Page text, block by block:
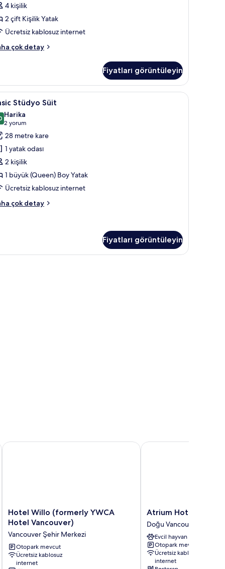
4 kişilik
2 çift Kişilik Yatak
Ücretsiz kablosuz internet
çok detay
Fiyatları görüntüleyin
yüzeyli yatak, odada kasa, masaBasic Stüdyo Süit | Yastık yüzeyli yatak,
4 Stüdyo Süit
/ 10
Harika
2 yorum
(2
yorum)
28 metre kare
1 yatak odası
2 kişilik
1 büyük (Queen) Boy Yatak
Ücretsiz kablosuz internet
çok detay
Fiyatları görüntüleyin
yatak, odada kasa, masa
Hotel
Willo
YWCA
Hotel
Vancouver)
Vancouver
Hotel Willo (formerly YWCA
Hotel Vancouver)
Vancouver Şehir Merkezi
Otopark mevcut
Ücretsiz kablosuz
internet
Hotel Willo (formerly YWCA Hotel Vancouver)
Atrium
Hotel
Vancouver
Doğu
Vancouver
Atrium Hotel
Doğu Vancouver
Evcil hayvan dostu
Otopark mevcut
Ücretsiz kablosuz
internet
Atrium Hotel